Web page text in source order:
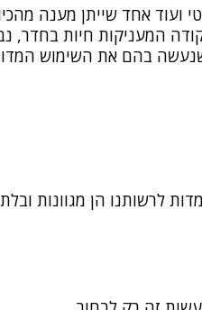
ועוד אחד שייתן מענה
המעניקות חיות בחדר,
בהם את השימוש
לרשותנו הן מגוונות